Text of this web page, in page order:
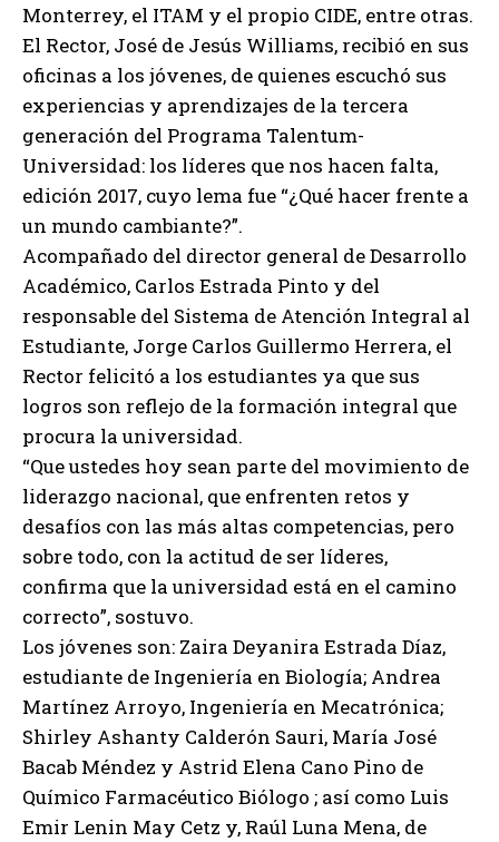
Monterrey, el ITAM y el propio CIDE, entre otras.
El Rector, José de Jesús Williams, recibió en sus
oficinas a los jóvenes, de quienes escuchó sus
experiencias y aprendizajes de la tercera
generación del Programa Talentum-
Universidad: los líderes que nos hacen falta,
edición 2017, cuyo lema fue “¿Qué hacer frente a
un mundo cambiante?”.
Acompañado del director general de Desarrollo
Académico, Carlos Estrada Pinto y del
responsable del Sistema de Atención Integral al
Estudiante, Jorge Carlos Guillermo Herrera, el
Rector felicitó a los estudiantes ya que sus
logros son reflejo de la formación integral que
procura la universidad.
“Que ustedes hoy sean parte del movimiento de
liderazgo nacional, que enfrenten retos y
desafíos con las más altas competencias, pero
sobre todo, con la actitud de ser líderes,
confirma que la universidad está en el camino
correcto”, sostuvo.
Los jóvenes son: Zaira Deyanira Estrada Díaz,
estudiante de Ingeniería en Biología; Andrea
Martínez Arroyo, Ingeniería en Mecatrónica;
Shirley Ashanty Calderón Sauri, María José
Bacab Méndez y Astrid Elena Cano Pino de
Químico Farmacéutico Biólogo ; así como Luis
Emir Lenin May Cetz y, Raúl Luna Mena, de